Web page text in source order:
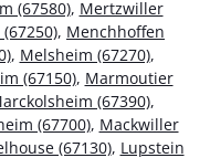
(67580), Mertzwiller
, Menchhoffen
, Melsheim (67270),
(67150), Marmoutier
(67390),
(67700), Mackwiller
(67130), Lupstein